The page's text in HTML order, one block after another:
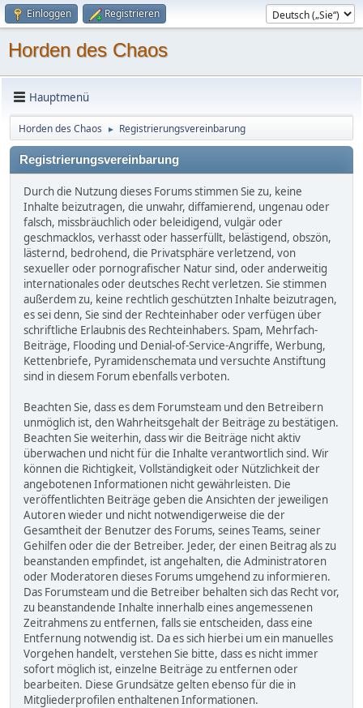
Einloggen Registrieren
Horden des Chaos
Hauptmenü
Horden des Chaos ► Registrierungsvereinbarung
Registrierungsvereinbarung
Durch die Nutzung dieses Forums stimmen Sie zu, keine
Inhalte beizutragen, die unwahr, diffamierend, ungenau oder
falsch, missbräuchlich oder beleidigend, vulgär oder
geschmacklos, verhasst oder hasserfüllt, belästigend, obszön,
lästernd, bedrohend, die Privatsphäre verletzend, von
sexueller oder pornografischer Natur sind, oder anderweitig
internationales oder deutsches Recht verletzen. Sie stimmen
außerdem zu, keine rechtlich geschützten Inhalte beizutragen,
es sei denn, Sie sind der Rechteinhaber oder verfügen über
schriftliche Erlaubnis des Rechteinhabers. Spam, Mehrfach-
Beiträge, Flooding und Denial-of-Service-Angriffe, Werbung,
Kettenbriefe, Pyramidenschemata und versuchte Anstiftung
sind in diesem Forum ebenfalls verboten.
Beachten Sie, dass es dem Forumsteam und den Betreibern
unmöglich ist, den Wahrheitsgehalt der Beiträge zu bestätigen.
Beachten Sie weiterhin, dass wir die Beiträge nicht aktiv
überwachen und nicht für die Inhalte verantwortlich sind. Wir
können die Richtigkeit, Vollständigkeit oder Nützlichkeit der
angebotenen Informationen nicht gewährleisten. Die
veröffentlichten Beiträge geben die Ansichten der jeweiligen
Autoren wieder und nicht notwendigerweise die der
Gesamtheit der Benutzer des Forums, seines Teams, seiner
Gehilfen oder die der Betreiber. Jeder, der einen Beitrag als zu
beanstanden empfindet, ist angehalten, die Administratoren
oder Moderatoren dieses Forums umgehend zu informieren.
Das Forumsteam und die Betreiber behalten sich das Recht vor,
zu beanstandende Inhalte innerhalb eines angemessenen
Zeitrahmens zu entfernen, falls sie entscheiden, dass eine
Entfernung notwendig ist. Da es sich hierbei um ein manuelles
Vorgehen handelt, verstehen Sie bitte, dass es nicht immer
sofort möglich ist, einzelne Beiträge zu entfernen oder
bearbeiten. Diese Grundsätze gelten ebenso für die in
Mitgliederprofilen enthaltenen Informationen.